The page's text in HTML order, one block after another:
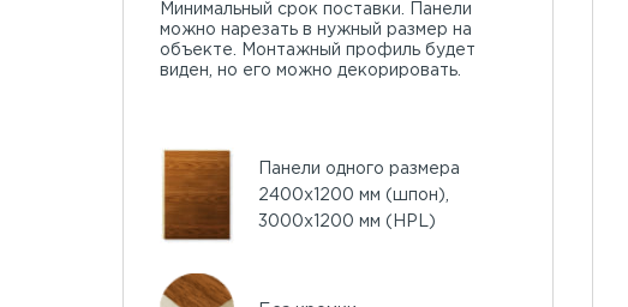
Минимальный срок поставки. Панели
можно нарезать в нужный размер на
объекте. Монтажный профиль будет
виден, но его можно декорировать.
Панели одного размера
2400х1200 мм (шпон),
3000х1200 мм (HPL)